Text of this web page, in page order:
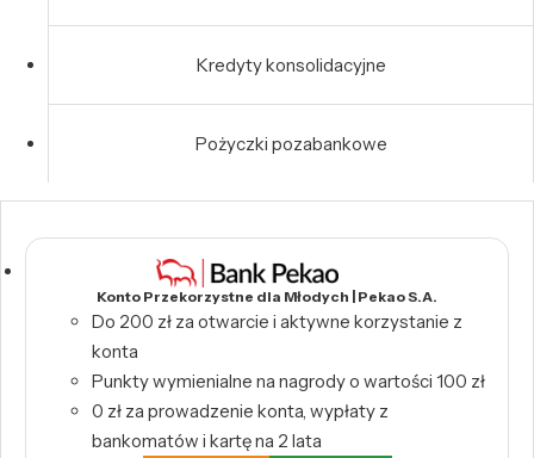
Kredyty konsolidacyjne
Pożyczki pozabankowe
Konto Przekorzystne dla Młodych | Pekao S.A.
Do 200 zł za otwarcie i aktywne korzystanie z
konta
Punkty wymienialne na nagrody o wartości 100 zł
0 zł za prowadzenie konta, wypłaty z
bankomatów i kartę na 2 lata